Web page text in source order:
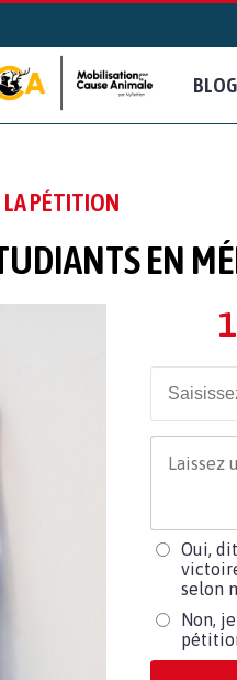
BLOG
LA PÉTITION
EN
Oui,
selon
Non,